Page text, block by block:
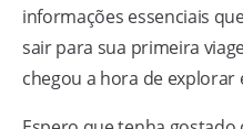
informações essenciais
sair para sua primeira
chegou a hora de explorar